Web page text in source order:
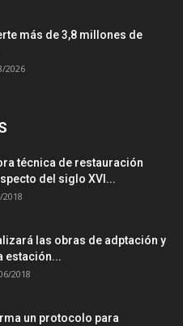
más de 3,8 millones de
2026
técnica de restauración
del siglo XVI...
2018
las obras de adptación y
estación...
2018
un protocolo para